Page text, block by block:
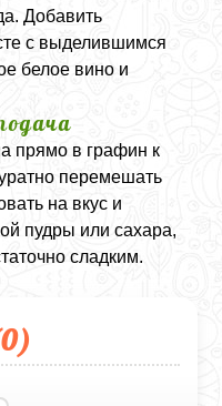
Добавить
с выделившимся
белое вино и
прямо в графин к
перемешать
на вкус и
пудры или сахара,
сладким.
0)